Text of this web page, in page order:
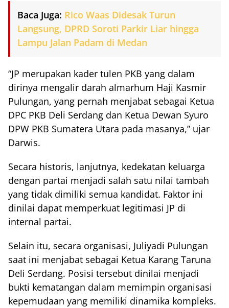
Baca Juga: Rico Waas Didesak Turun
Langsung, DPRD Soroti Parkir Liar hingga
Lampu Jalan Padam di Medan
“JP merupakan kader tulen PKB yang dalam
dirinya mengalir darah almarhum Haji Kasmir
Pulungan, yang pernah menjabat sebagai Ketua
DPC PKB Deli Serdang dan Ketua Dewan Syuro
DPW PKB Sumatera Utara pada masanya,” ujar
Darwis.
Secara historis, lanjutnya, kedekatan keluarga
dengan partai menjadi salah satu nilai tambah
yang tidak dimiliki semua kandidat. Faktor ini
dinilai dapat memperkuat legitimasi JP di
internal partai.
Selain itu, secara organisasi, Juliyadi Pulungan
saat ini menjabat sebagai Ketua Karang Taruna
Deli Serdang. Posisi tersebut dinilai menjadi
bukti kematangan dalam memimpin organisasi
kepemudaan yang memiliki dinamika kompleks.